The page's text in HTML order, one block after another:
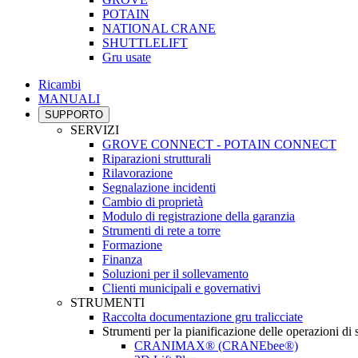
POTAIN
NATIONAL CRANE
SHUTTLELIFT
Gru usate
Ricambi
MANUALI
SUPPORTO
SERVIZI
GROVE CONNECT - POTAIN CONNECT
Riparazioni strutturali
Rilavorazione
Segnalazione incidenti
Cambio di proprietà
Modulo di registrazione della garanzia
Strumenti di rete a torre
Formazione
Finanza
Soluzioni per il sollevamento
Clienti municipali e governativi
STRUMENTI
Raccolta documentazione gru tralicciate
Strumenti per la pianificazione delle operazioni di
CRANIMAX® (CRANEbee®)